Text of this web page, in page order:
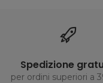
Spedizione
per ordini superiori a